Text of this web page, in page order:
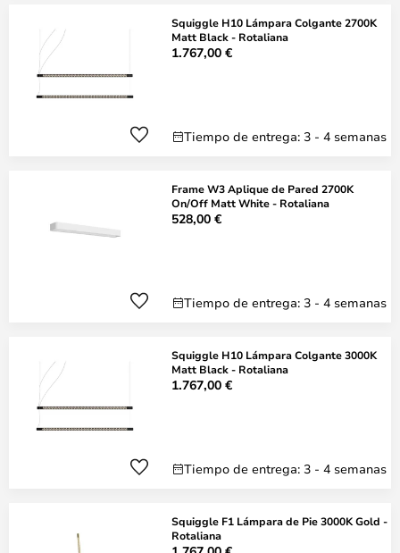
Squiggle H10 Lámpara Colgante 2700K
Matt Black - Rotaliana
1.767,00 €
Tiempo de entrega: 3 - 4 semanas
Frame W3 Aplique de Pared 2700K
On/Off Matt White - Rotaliana
528,00 €
Tiempo de entrega: 3 - 4 semanas
Squiggle H10 Lámpara Colgante 3000K
Matt Black - Rotaliana
1.767,00 €
Tiempo de entrega: 3 - 4 semanas
Squiggle F1 Lámpara de Pie 3000K Gold -
Rotaliana